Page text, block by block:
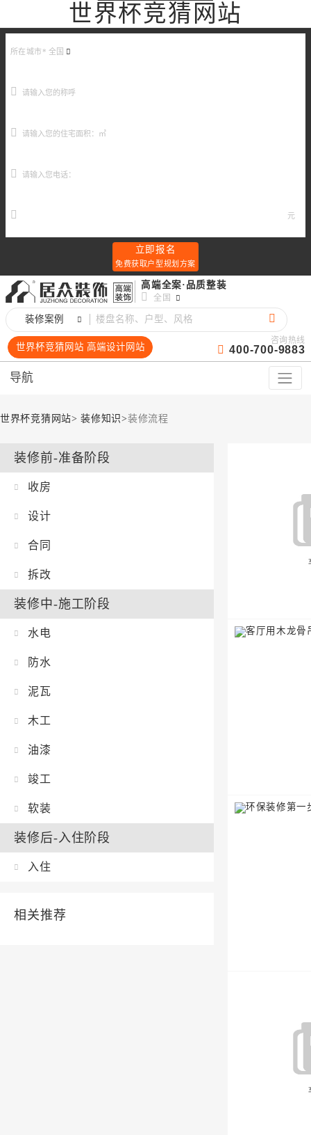
世界杯竞猜网站
所在城市* 全国
元
立即报名
免费获取户型规划方案
高端全案·品质整装
全国
装修案例
世界杯竞猜网站 高端设计网站
咨询热线
400-700-9883
导航
世界杯竞猜网站> 装修知识>装修流程
装修前-准备阶段
收房
设计
合同
拆改
装修中-施工阶段
水电
防水
泥瓦
木工
油漆
竣工
软装
装修后-入住阶段
入住
相关推荐